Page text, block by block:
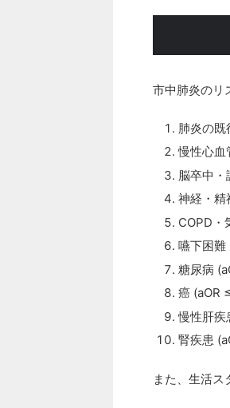
市中肺炎のリ
肺炎の
慢性心血
脳卒中
神経・精
COPD・
嚥下困難
糖尿病
癌 (aOR
慢性肝疾
腎疾患
また、生活ス